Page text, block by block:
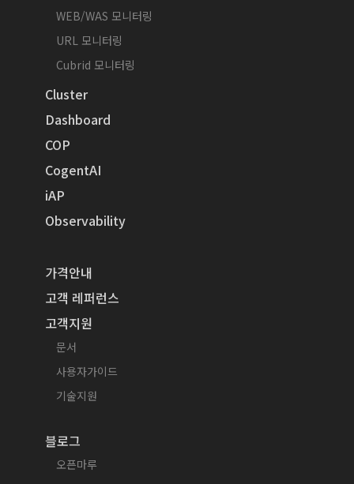
WEB/WAS 모니터링
URL 모니터링
Cubrid 모니터링
Cluster
Dashboard
COP
CogentAI
iAP
Observability
가격안내
고객 레퍼런스
고객지원
문서
사용자가이드
기술지원
블로그
오픈마루